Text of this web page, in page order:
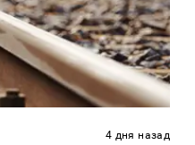
4 дня назад